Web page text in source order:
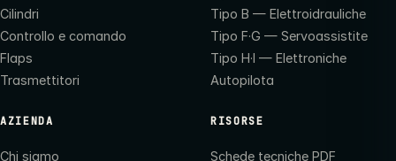
Cilindri
Controllo e comando
Flaps
Trasmettitori
Tipo B — Elettroidrauliche
Tipo F·G — Servoassistite
Tipo H·I — Elettroniche
Autopilota
AZIENDA
Chi siamo
RISORSE
Schede tecniche PDF